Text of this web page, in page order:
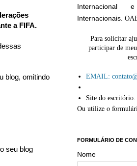
a FIFA.
blog, omitindo
seu blog
Internacional
Internacionais.
Para solicitar
participar de
EMAIL:
Site do escritório:
Ou utilize o
FORMULÁRIO DE
Nome